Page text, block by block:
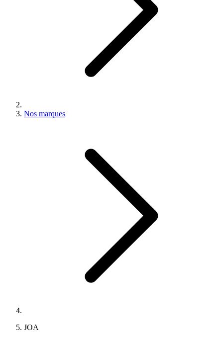
Nos marques
JOA